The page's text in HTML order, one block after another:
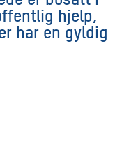
hjelp,
har en gyldig